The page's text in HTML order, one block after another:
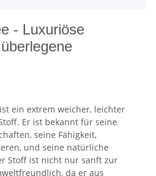
- Luxuriöse
ein extrem weicher, leichter
Er ist bekannt für seine
seine Fähigkeit,
und seine natürliche
Stoff ist nicht nur sanft zur
da er aus